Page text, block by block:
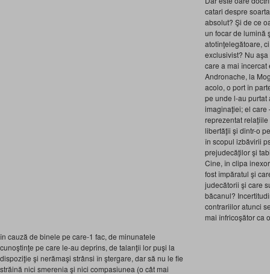
catari despre
absolut? Şi de ce
un focar de lumină
atotînţelegătoare,
exclusivist? Nu
care a mai
Andronache, la
acolo, o port în
pe unde l-au
imaginaţiei; el care
reprezentat
libertăţii şi dintr-o
în scopul izbăvirii
prejudecăţilor şi
Cine, în clipa
fost împăratul şi
judecătorii şi care
băcanul?
contrariilor atunci
mai înfricoşător ca
în cauză de binele pe care-1 fac, de minunatele
cunoştinţe pe care le-au deprins, de talanţii lor puşi la
dispoziţie şi nerămaşi strânsi în ştergare, dar să nu le fie
străină nici smerenia şi nici compasiunea (o cât mai